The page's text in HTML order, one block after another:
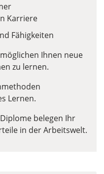
Karriere
Fähigkeiten
Ihnen neue
zu lernen.
Lernen.
belegen Ihr
in der Arbeitswelt.